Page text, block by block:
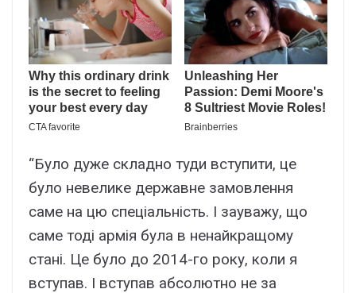
“Було дуже складно туди вступити, це
було невелике державне замовлення
саме на цю спеціальність. І зауважу, що
саме тоді армія була в ненайкращому
стані. Це було до 2014-го року, коли я
вступав. І вступав абсолютно не за